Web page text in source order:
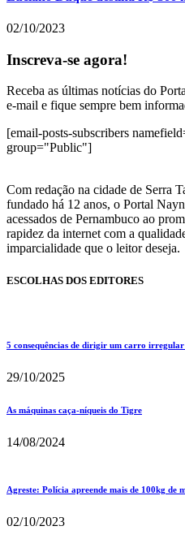
02/10/2023
Inscreva-se agora!
Receba as últimas notícias do
e-mail e fique sempre bem
[email-posts-subscribers
group="Public"]
Com redação na cidade de Serra
fundado há 12 anos, o Portal
acessados de Pernambuco ao
rapidez da internet com a
imparcialidade que o leitor deseja.
ESCOLHAS DOS EDITORES
5 consequências de dirigir um carro
29/10/2025
As máquinas caça-níqueis do Tigre
14/08/2024
Agreste: Polícia apreende mais de 100kg de
02/10/2023